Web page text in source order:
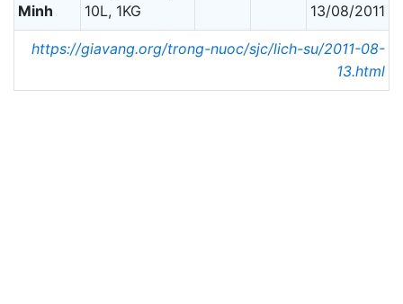
Minh
10L, 1KG
13/08/2011
https://giavang.org/trong-nuoc/sjc/lich-su/2011-08-
13.html